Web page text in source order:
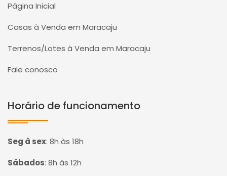
Página Inicial
Casas à Venda em Maracaju
Terrenos/Lotes à Venda em Maracaju
Fale conosco
Horário de funcionamento
Seg à sex: 8h às 18h
Sábados: 8h às 12h